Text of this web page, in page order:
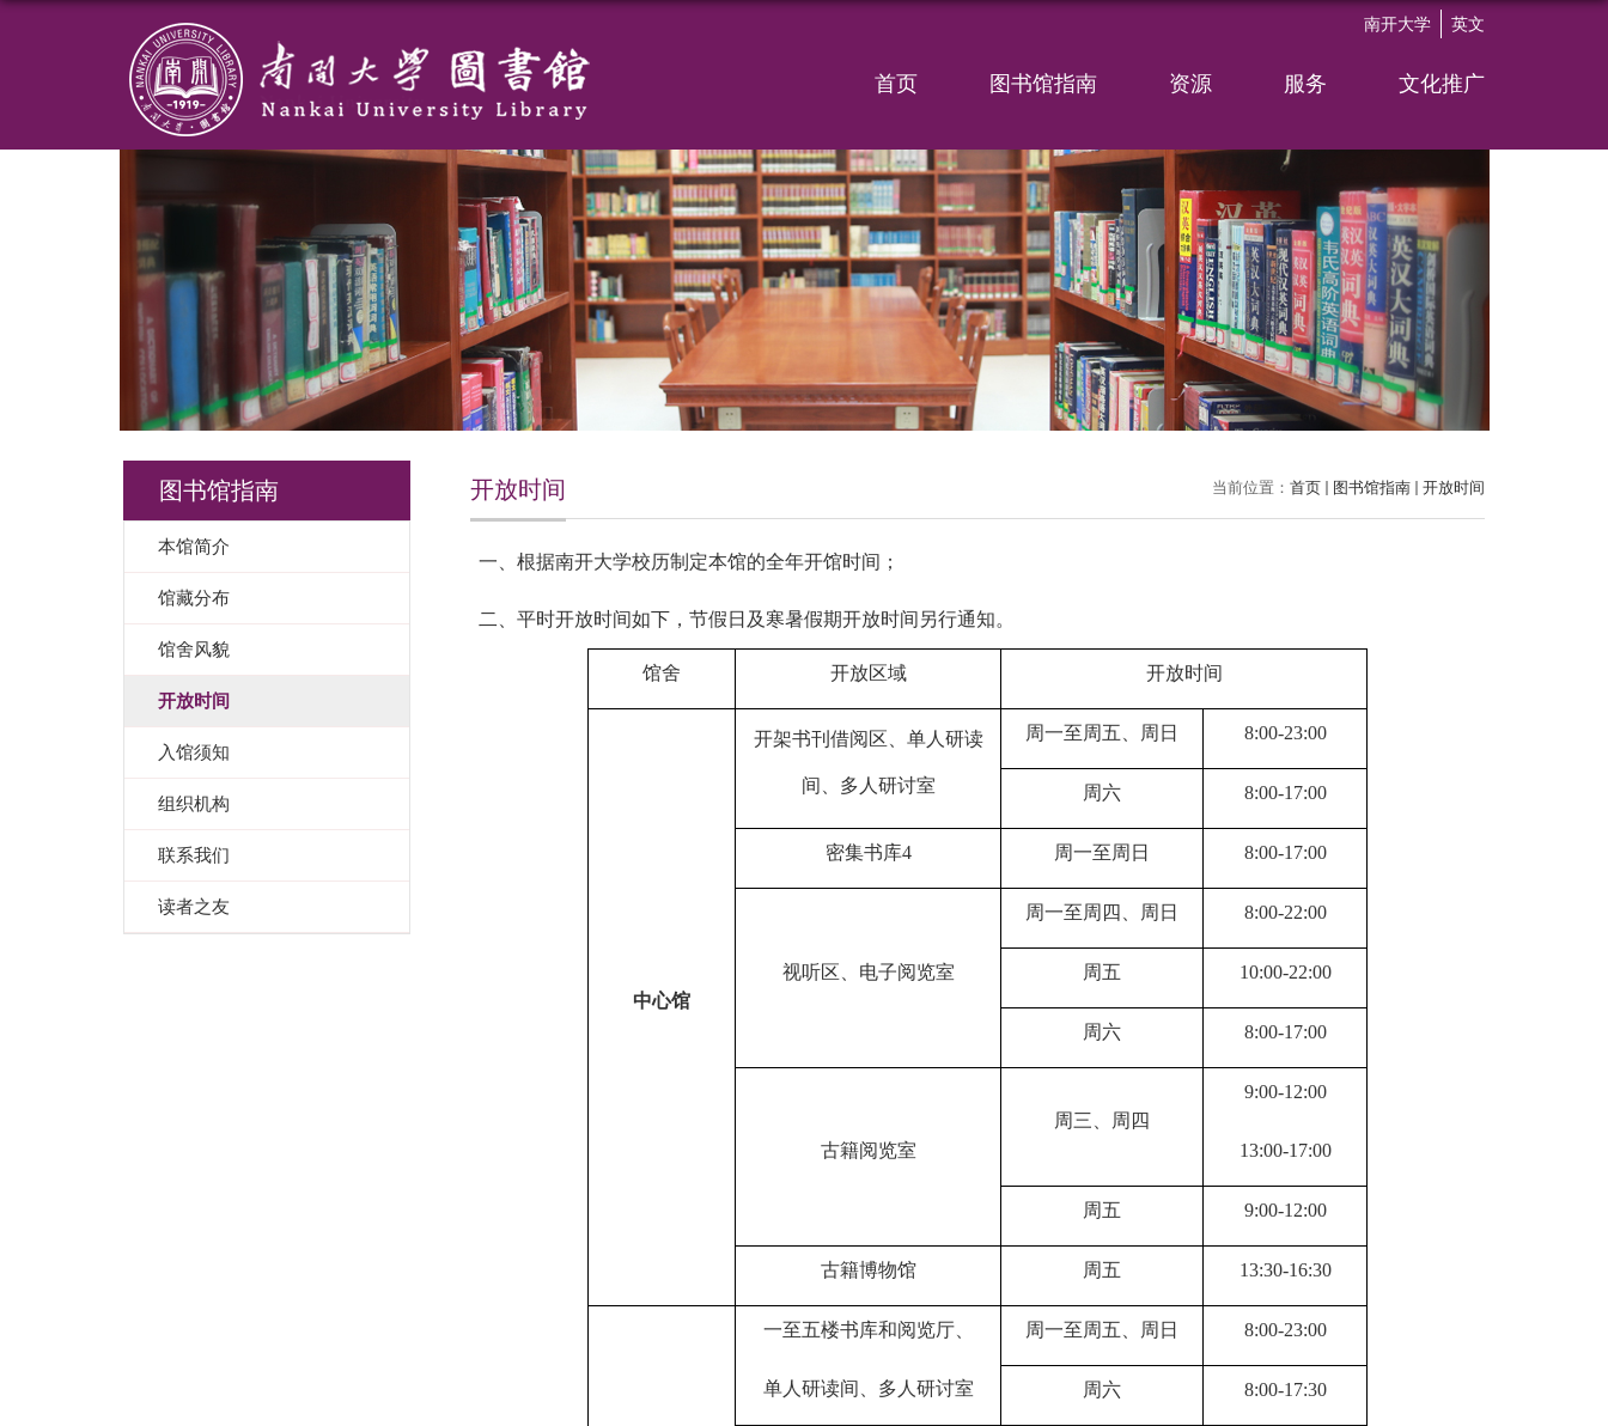
英文
南开大学
首页 图书馆指南 资源 服务 文化推广
图书馆指南
本馆简介
馆藏分布
馆舍风貌
开放时间
入馆须知
组织机构
联系我们
读者之友
当前位置： 首页 图书馆指南 开放时间
开放时间
一、根据南开大学校历制定本馆的全年开馆时间；
二、平时开放时间如下，节假日及寒暑假期开放时间另行通知。
馆舍 开放区域 开放时间
中心馆
开架书刊借阅区、单人研读
间、多人研讨室
周一至周五、周日 8:00-23:00
周六 8:00-17:00
密集书库4 周一至周日 8:00-17:00
视听区、电子阅览室
周一至周四、周日 8:00-22:00
周五 10:00-22:00
周六 8:00-17:00
古籍阅览室
周三、周四
9:00-12:00
13:00-17:00
周五 9:00-12:00
古籍博物馆 周五 13:30-16:30
一至五楼书库和阅览厅、
单人研读间、多人研讨室
周一至周五、周日 8:00-23:00
周六 8:00-17:30